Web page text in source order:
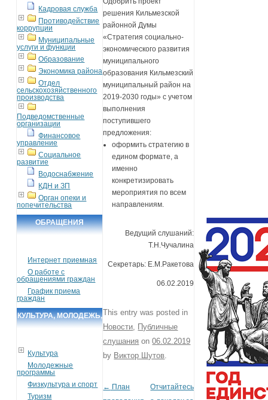
Кадровая служба
Противодействие
коррупции
Муниципальные
услуги и функции
Образование
Экономика района
Отдел
сельскохозяйственного
производства
Подведомственные
организации
Финансовое
управление
Социальное
развитие
Водоснабжение
КДН и ЗП
Орган опеки и
попечительства
ОБРАЩЕНИЯ
Интернет приемная
О работе с
обращениями граждан
График приема
граждан
КУЛЬТУРА, МОЛОДЕЖЬ,
Культура
Молодежные
программы
Физкультура и спорт
Туризм
решения Кильмезской
районной Думы
«Стратегия социально-
экономического развития
муниципального
образования Кильмезский
муниципальный район на
2019-2030 годы» с учетом
выполнения
поступившего
предложения:
оформить стратегию в
едином формате, а
именно
конкретизировать
мероприятия по всем
направлениям.
Ведущий слушаний:
Т.Н.Чучалина
Секретарь: Е.М.Ракетова
06.02.2019
This entry was posted in
Новости, Публичные
слушания on06.02.2019
by Виктор Шутов.
Post navigation
← План
Отчитайтесь